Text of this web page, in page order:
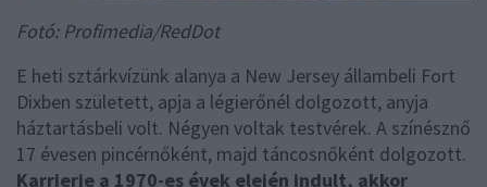
Fotó: Profimedia/RedDot
E heti sztárkvízünk alanya a New Jersey állambeli Fort
Dixben született, apja a légierőnél dolgozott, anyja
háztartásbeli volt. Négyen voltak testvérek. A színésznő
17 évesen pincérnőként, majd táncosnőként dolgozott.
Karrierje a 1970-es évek elején indult, akkor